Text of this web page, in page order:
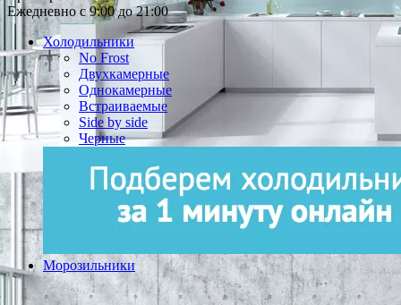
Ежедневно с 9:00 до 21:00
Холодильники
No Frost
Двухкамерные
Однокамерные
Встраиваемые
Side by side
Черные
Морозильники